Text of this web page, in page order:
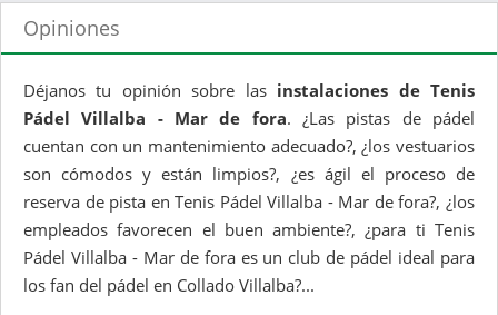
Opiniones
Déjanos tu opinión sobre las instalaciones de Tenis
Pádel Villalba - Mar de fora. ¿Las pistas de pádel
cuentan con un mantenimiento adecuado?, ¿los vestuarios
son cómodos y están limpios?, ¿es ágil el proceso de
reserva de pista en Tenis Pádel Villalba - Mar de fora?, ¿los
empleados favorecen el buen ambiente?, ¿para ti Tenis
Pádel Villalba - Mar de fora es un club de pádel ideal para
los fan del pádel en Collado Villalba?...